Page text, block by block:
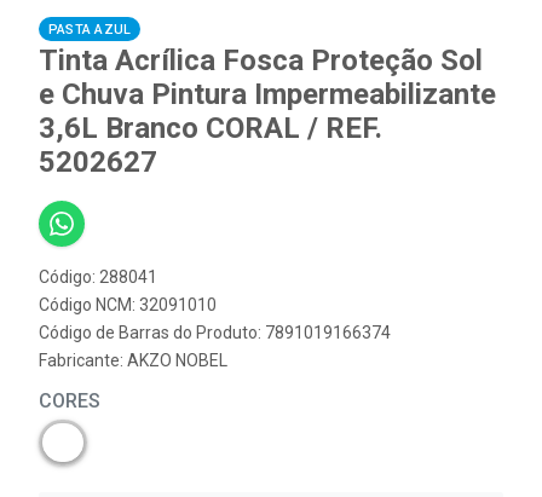
PASTA AZUL
Tinta Acrílica Fosca Proteção Sol
e Chuva Pintura Impermeabilizante
3,6L Branco CORAL / REF.
5202627
Código: 288041
Código NCM: 32091010
Código de Barras do Produto: 7891019166374
Fabricante: AKZO NOBEL
CORES